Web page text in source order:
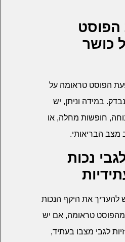
כושר
הפוסט טראומה על
במידה וניתן, יש
חופשות מחלה, או
מצב הבריאותי.
נכות
את היקף הנכות
טראומה, אם יש
לגבי מצבו בעתיד,